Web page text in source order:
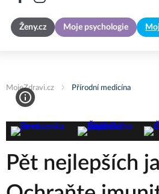
Ženy.cz Moje psychologie
MojeZdravi.cz Přírodní medicína
Pět nejlepších